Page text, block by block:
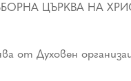
ЦЪРКВА НА
Духовен